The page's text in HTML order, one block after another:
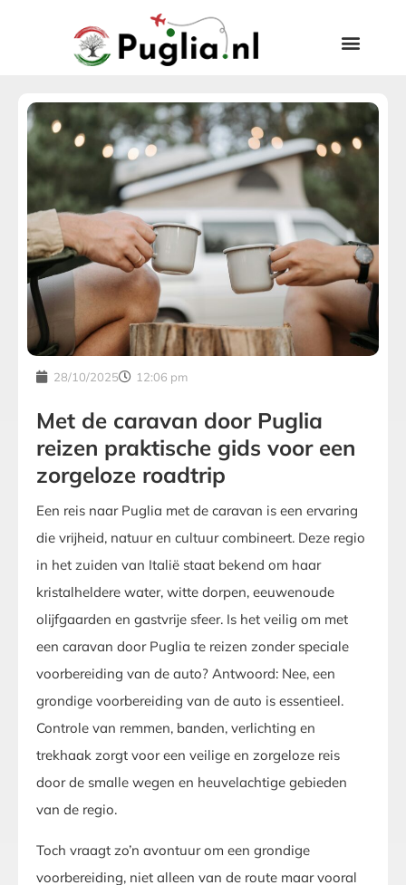
28/10/2025 12:06 pm
Met de caravan door Puglia
reizen praktische gids voor een
zorgeloze roadtrip
Een reis naar Puglia met de caravan is een ervaring
die vrijheid, natuur en cultuur combineert. Deze regio
in het zuiden van Italië staat bekend om haar
kristalheldere water, witte dorpen, eeuwenoude
olijfgaarden en gastvrije sfeer. Is het veilig om met
een caravan door Puglia te reizen zonder speciale
voorbereiding van de auto? Antwoord: Nee, een
grondige voorbereiding van de auto is essentieel.
Controle van remmen, banden, verlichting en
trekhaak zorgt voor een veilige en zorgeloze reis
door de smalle wegen en heuvelachtige gebieden
van de regio.
Toch vraagt zo’n avontuur om een grondige
voorbereiding, niet alleen van de route maar vooral